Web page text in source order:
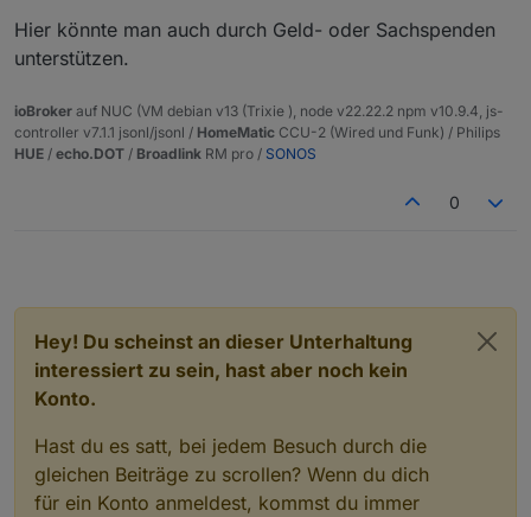
Hier könnte man auch durch Geld- oder Sachspenden
unterstützen.
ioBroker auf NUC (VM debian v13 (Trixie ), node v22.22.2 npm v10.9.4, js-
controller v7.1.1 jsonl/jsonl / HomeMatic CCU-2 (Wired und Funk) / Philips
HUE / echo.DOT / Broadlink RM pro / SONOS
0
Hey! Du scheinst an dieser Unterhaltung
interessiert zu sein, hast aber noch kein
Konto.
Hast du es satt, bei jedem Besuch durch die
gleichen Beiträge zu scrollen? Wenn du dich
für ein Konto anmeldest, kommst du immer